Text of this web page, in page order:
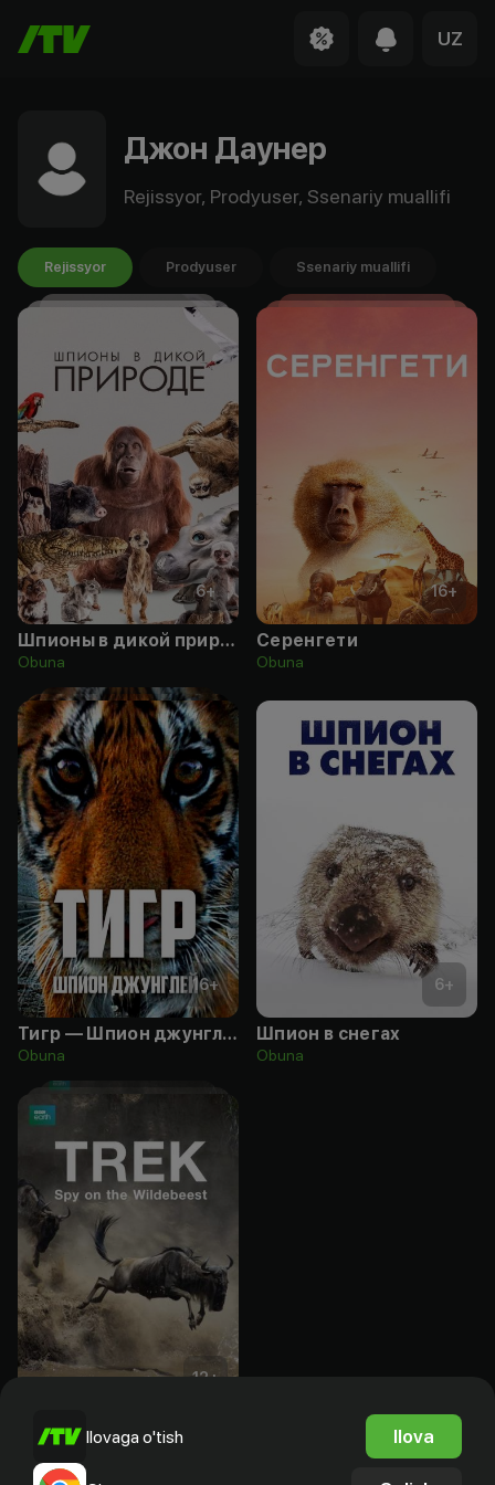
UZ
Джон Даунер
Rejissyor, Prodyuser, Ssenariy muallifi
Rejissyor Prodyuser Ssenariy muallifi
6+
Шпионы в дикой природе
Obuna
16+
Серенгети
Obuna
16+
Тигр — Шпион джунглей
Obuna
6+
Шпион в снегах
Obuna
12+
Bepul
Ilovaga o'tish Ilova